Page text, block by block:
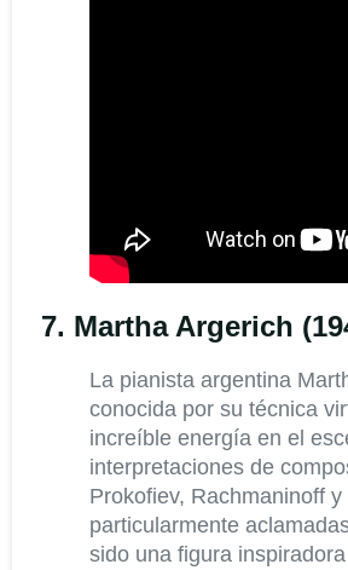
7. Martha Argerich
La pianista argentina
conocida por su técnica
increíble energía en el
interpretaciones de
Prokofiev, Rachmaninoff
particularmente
sido una figura